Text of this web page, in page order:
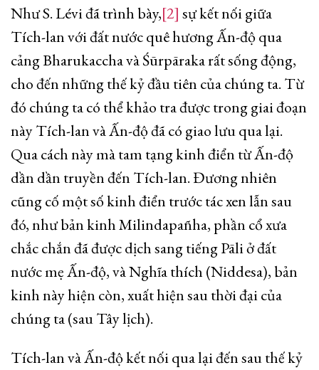
Như S. Lévi đã trình bày,[2] sự kết nối giữa
Tích-lan với đất nước quê hương Ấn-độ qua
cảng Bharukaccha và Śūrpāraka rất sống động,
cho đến những thế kỷ đầu tiên của chúng ta. Từ
đó chúng ta có thể khảo tra được trong giai đoạn
này Tích-lan và Ấn-độ đã có giao lưu qua lại.
Qua cách này mà tam tạng kinh điển từ Ấn-độ
dần dần truyền đến Tích-lan. Đương nhiên
cũng cố một số kinh điển trước tác xen lẫn sau
đó, như bản kinh Milindapañha, phần cổ xưa
chắc chắn đã được dịch sang tiếng Pāli ở đất
nước mẹ Ấn-độ, và Nghĩa thích (Niddesa), bản
kinh này hiện còn, xuất hiện sau thời đại của
chúng ta (sau Tây lịch).
Tích-lan và Ấn-độ kết nối qua lại đến sau thế kỷ